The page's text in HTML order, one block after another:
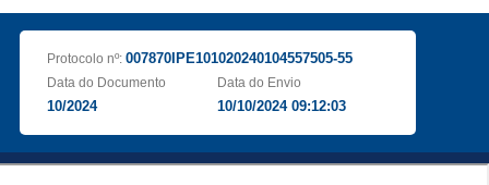
Protocolo nº: 007870IPE101020240104557505-55
Data do Documento
10/2024
Data do Envio
10/10/2024 09:12:03